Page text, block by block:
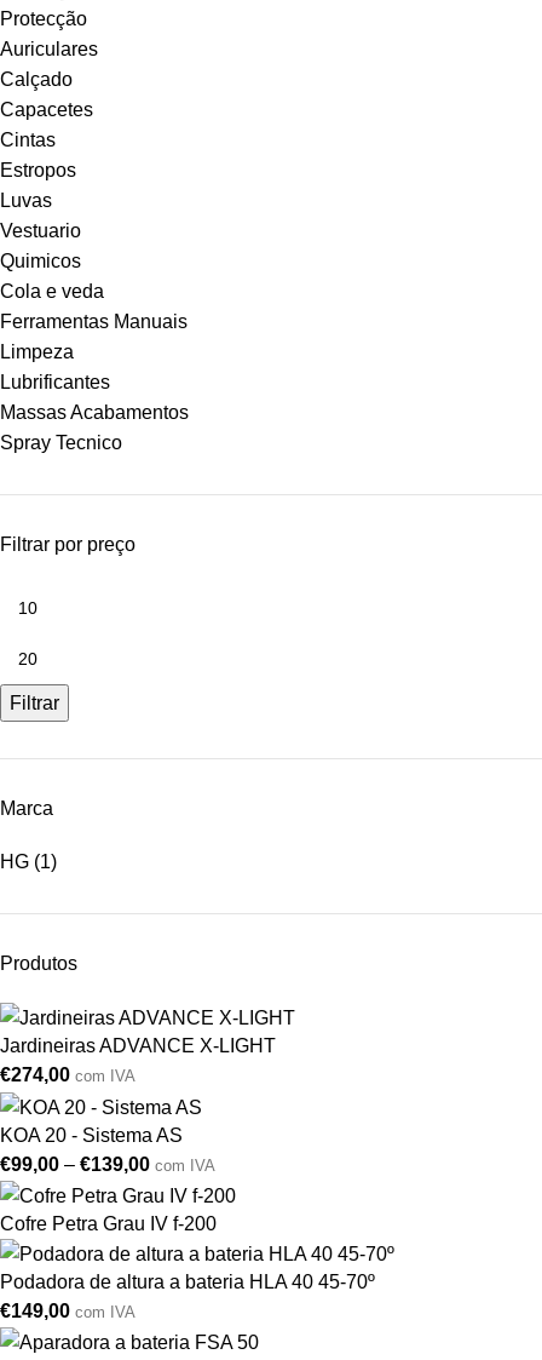
Protecção
Auriculares
Calçado
Capacetes
Cintas
Estropos
Luvas
Vestuario
Quimicos
Cola e veda
Ferramentas Manuais
Limpeza
Lubrificantes
Massas Acabamentos
Spray Tecnico
Filtrar por preço
Filtrar
Marca
HG (1)
Produtos
Jardineiras ADVANCE X-LIGHT
€274,00 com IVA
KOA 20 - Sistema AS
€99,00 – €139,00 com IVA
Cofre Petra Grau IV f-200
Podadora de altura a bateria HLA 40 45-70º
€149,00 com IVA